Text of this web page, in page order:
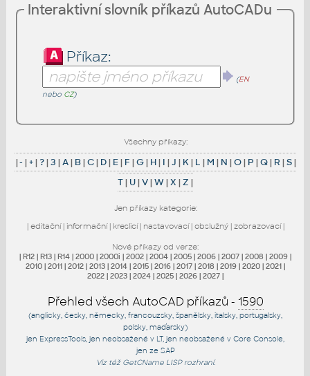
Interaktivní slovník příkazů AutoCADu
Příkaz:
(EN
nebo CZ)
Všechny příkazy:
|- |+|?|3 |A| B|C| D| E| F |G| H| I |J | K| L | M | N |O| P |Q| R |S|
T| U|V|W|X |Z |
Jen příkazy kategorie:
| editační| informační| kreslicí| nastavovací| obslužný| zobrazovací|
Nové příkazy od verze:
| R12 | R13 | R14 | 2000 | 2000i | 2002 | 2004 | 2005 | 2006 | 2007 | 2008 | 2009 |
2010 | 2011 | 2012 | 2013 | 2014 | 2015 | 2016 | 2017 | 2018 | 2019 | 2020 | 2021 |
2022 | 2023 | 2024 | 2025 | 2026 | 2027 |
Přehled všech AutoCAD příkazů - 1590
(anglicky, česky, německy, francouzsky, španělsky, italsky, portugalsky,
polsky, maďarsky)
jen ExpressTools , jen neobsažené v LT, jen neobsažené v Core Console
jen ze SAP
Viz též GetCNameLISP rozhraní.